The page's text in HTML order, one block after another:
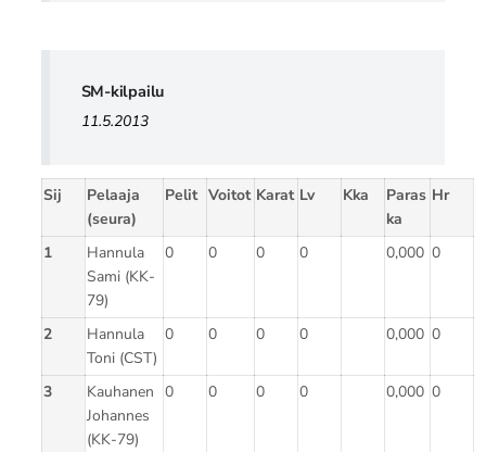
SM-kilpailu
11.5.2013
Sij
Pelaaja
(seura)
Pelit Voitot Karat Lv Kka
Paras
ka
Hr
1
Hannula
Sami (KK-
79)
0 0 0 0 0,000 0
2
Hannula
Toni (CST)
0 0 0 0 0,000 0
3
Kauhanen
Johannes
(KK-79)
0 0 0 0 0,000 0